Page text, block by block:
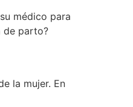
médico para
de parto?
la mujer. En